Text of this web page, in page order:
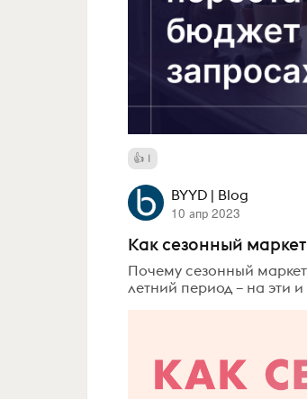
1
BYYD | Blog
10 апр 2023
Как сезонный
Почему сезонный
летний период – на эти